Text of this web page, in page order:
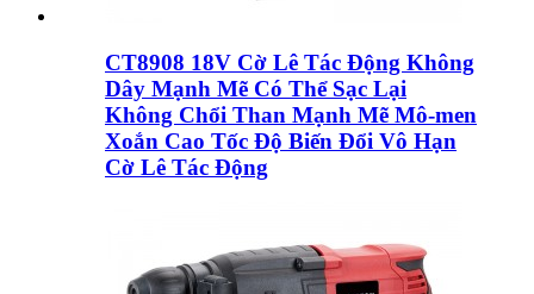
CT8908 18V Cờ Lê Tác Động Không
Dây Mạnh Mẽ Có Thể Sạc Lại
Không Chổi Than Mạnh Mẽ Mô-men
Xoắn Cao Tốc Độ Biến Đổi Vô Hạn
Cờ Lê Tác Động